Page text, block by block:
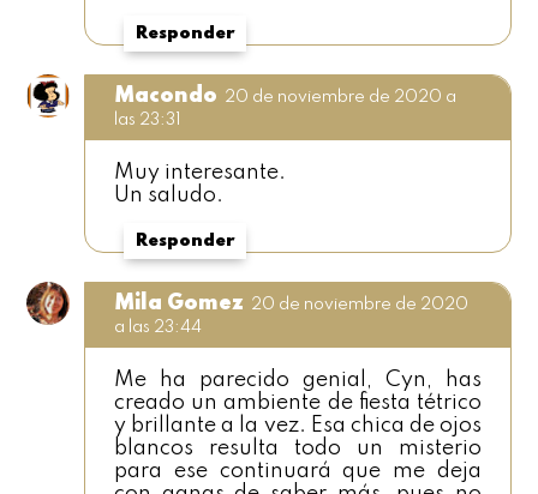
Responder
Macondo 20 de noviembre de 2020 a
las 23:31
Muy interesante.
Un saludo.
Responder
Mila Gomez 20 de noviembre de 2020
a las 23:44
Me ha parecido genial, Cyn, has
creado un ambiente de fiesta tétrico
y brillante a la vez. Esa chica de ojos
blancos resulta todo un misterio
para ese continuará que me deja